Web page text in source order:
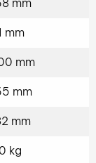
mm
mm
mm
mm
kg